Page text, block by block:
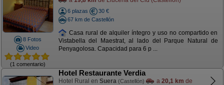
8 Fotos
Video
(1 comentario)
6 plazas
30 €
67 km de Castellón
Casa rural de alquiler íntegro y uso no compartido en
Vistabella del Maestrat, al lado del Parque Natural de
Penyagolosa. Capacidad para 6 p ...
Hotel Restaurante Verdia
Hotel Rural en Suera (Castellón) a 20,1 km de